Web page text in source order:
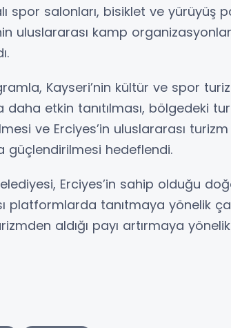
spor salonları, bisiklet ve yürüyüş
uluslararası kamp organizasyonları
Kayseri’nin kültür ve spor
daha etkin tanıtılması, bölgedeki
ve Erciyes’in uluslararası turizm
güçlendirilmesi hedeflendi.
Erciyes’in sahip olduğu
platformlarda tanıtmaya yönelik
aldığı payı artırmaya